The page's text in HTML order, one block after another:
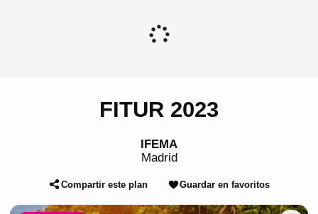
FITUR 2023
IFEMA
Madrid
Compartir este plan Guardar en favoritos